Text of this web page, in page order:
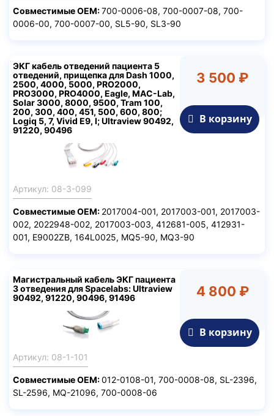
Совместимые ОЕМ:700-0006-08, 700-0007-08, 700-
0006-00, 700-0007-00, SL5-90, SL3-90
3 500 ₽
В корзину
ЭКГ кабель отведений пациента 5
отведений, прищепка для Dash 1000,
2500, 4000, 5000, PRO2000,
PRO3000, PRO4000, Eagle, MAC-Lab,
Solar 3000, 8000, 9500, Tram 100,
200, 300, 400, 451, 500, 600, 800;
Logiq 5, 7, Vivid E9, I; Ultraview 90492,
91220, 90496
Артикул: 08-3-099
Совместимые ОЕМ: 2017004-001, 2017003-001, 2017003-
002, 2022948-002, 2017003-003, 412681-005, 412931-
001, E9002ZB, 164L0025, MQ5-90, MQ3-90
4 800 ₽
В корзину
Магистральный кабель ЭКГ пациента
3 отведения для Spacelabs: Ultraview
90492, 91220, 90496, 91496
Артикул: 08-1-101
Совместимые ОЕМ:012-0108-01, 700-0008-08, SL-2396,
SL-2596, MQ-21096, 700-0008-06